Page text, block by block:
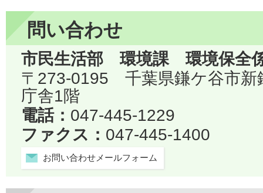
問い合わせ
市民生活部 環境課 環境保全
〒273-0195 千葉県鎌ケ谷市
庁舎1階
電話： 047-445-1229
ファクス： 047-445-1400
お問い合わせメールフォーム